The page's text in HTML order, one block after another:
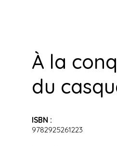
À la
du
ISBN :
9782925261223